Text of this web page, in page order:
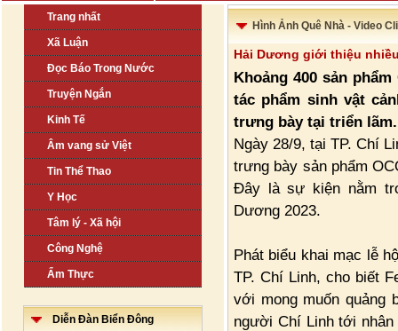
Trang nhất
Xã Luận
Đọc Báo Trong Nước
Truyện Ngắn
Kinh Tế
Âm vang sử Việt
Tin Thể Thao
Y Học
Tâm lý - Xã hội
Công Nghệ
Ẩm Thực
Diễn Đàn Biển Đông
Hình Ảnh Quê Nhà - Video
Hải Dương giới thiệu
Khoảng 400 sản
tác phẩm sinh vật
trưng bày tại triển
Ngày 28/9, tại TP. Chí
trưng bày sản phẩm
Đây là sự kiện nằm
Dương 2023.
Phát biểu khai mạc lễ
TP. Chí Linh, cho biết
với mong muốn quảng
người Chí Linh tới